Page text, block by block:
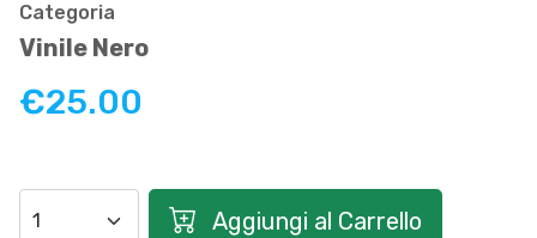
Categoria
Vinile Nero
€25.00
Aggiungi al Carrello